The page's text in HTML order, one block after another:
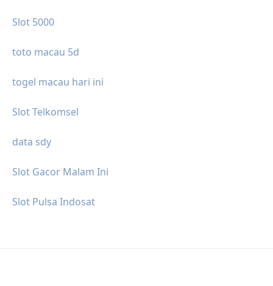
Slot 5000
toto macau 5d
togel macau hari ini
Slot Telkomsel
data sdy
Slot Gacor Malam Ini
Slot Pulsa Indosat